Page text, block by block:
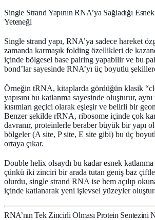
Single Strand Yapının RNA’ya Sağladığı
Yeteneği
Single strand yapı, RNA’ya sadece hareket
zamanda karmaşık folding özellikleri de
içinde bölgesel base pairing yapabilir ve bu
bond’lar sayesinde RNA’yı üç boyutlu
Örneğin tRNA, kitaplarda gördüğün klasik
yapısını bu katlanma sayesinde oluşturur,
kısımları geçici olarak eşleşir ve belirli bir
Benzer şekilde rRNA, ribosome içinde çok
davranır, proteinlerle beraber büyük bir yapı
bölgeler (A site, P site, E site gibi) bu üç
ortaya çıkar.
Double helix olsaydı bu kadar esnek
çünkü iki zinciri bir arada tutan geniş baz
olurdu, single strand RNA ise hem açılıp
içinde katlanarak yeni işlevsel yüzeyler
RNA’nın Tek Zincirli Olması Protein Sentezini